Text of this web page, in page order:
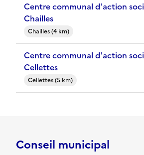
Centre communal d'action sociale (CCAS) -
Chailles
Chailles (4 km)
Centre communal d'action sociale (CCAS) -
Cellettes
Cellettes (5 km)
Conseil municipal